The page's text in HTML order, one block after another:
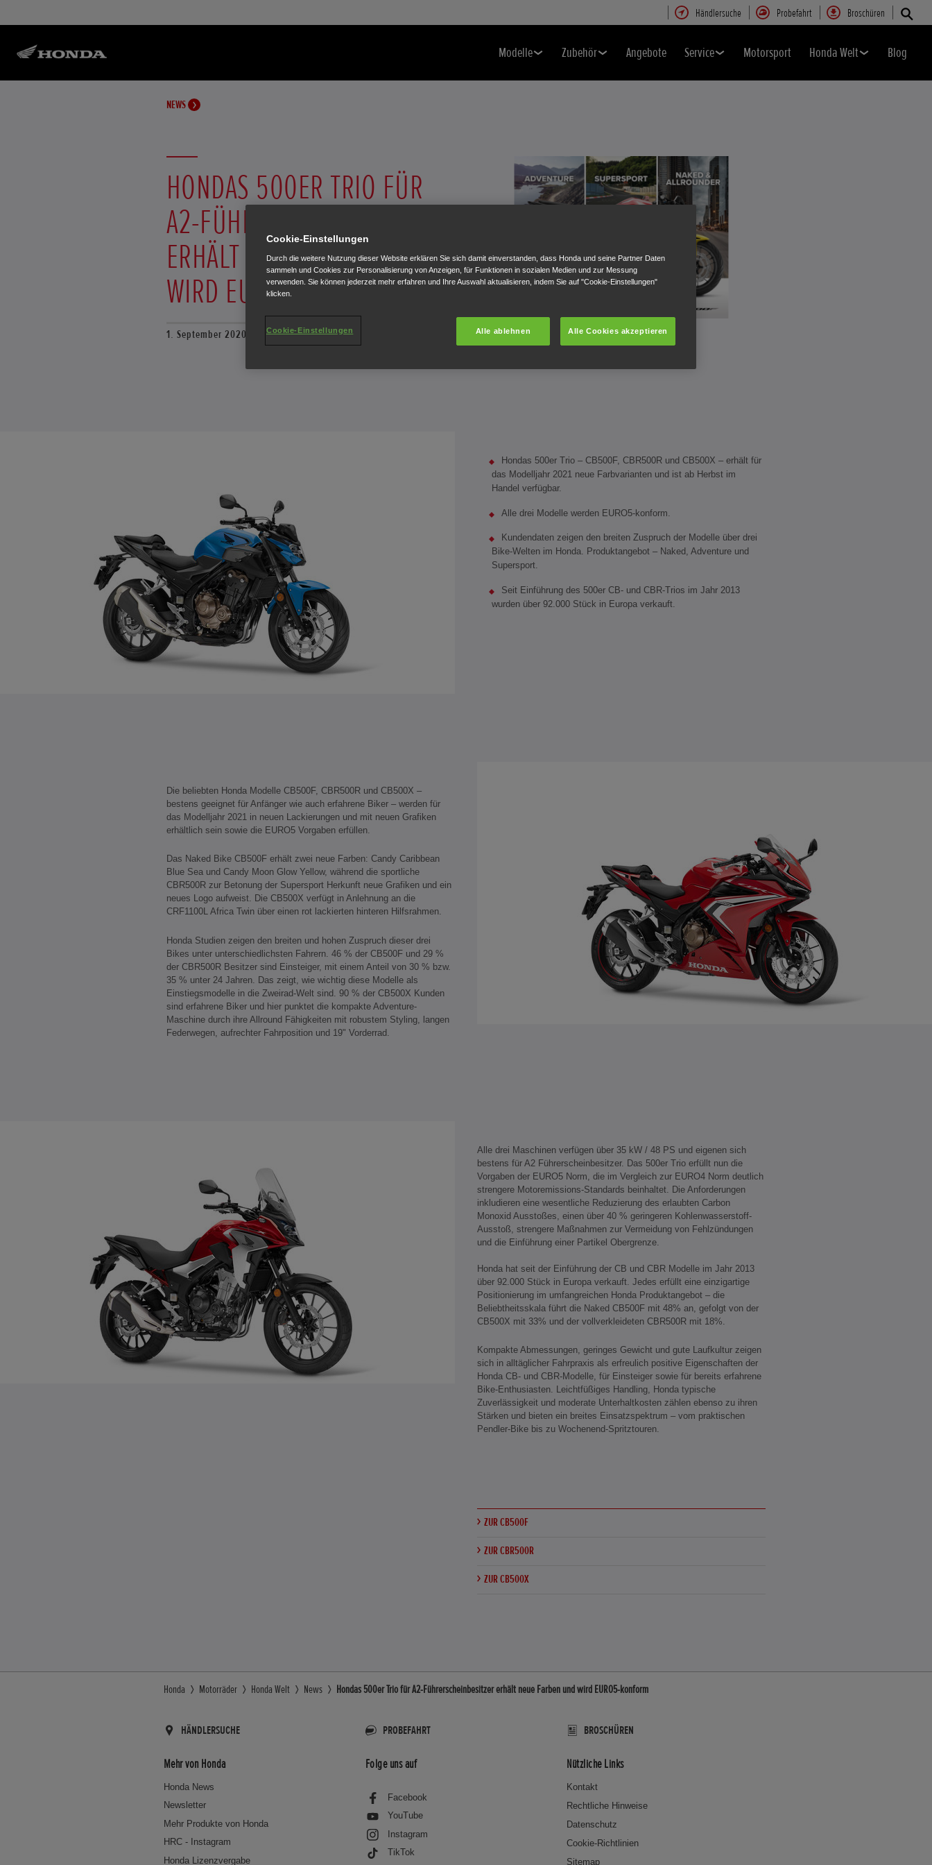
Händlersuche Probefahrt Broschüren
Modelle Zubehör Angebote Service Motorsport Honda Welt Blog
NEWS
HONDAS 500ER TRIO FÜR
A2-FÜHRERSCHEINBESITZER
ERHÄLT NEUE FARBEN UND
WIRD EURO5-KONFORM
1. September 2020
Hondas 500er Trio – CB500F, CBR500R und CB500X – erhält für
das Modelljahr 2021 neue Farbvarianten und ist ab Herbst im
Handel verfügbar.
Alle drei Modelle werden EURO5-konform.
Kundendaten zeigen den breiten Zuspruch der Modelle über drei
Bike-Welten im Honda. Produktangebot – Naked, Adventure und
Supersport.
Seit Einführung des 500er CB- und CBR-Trios im Jahr 2013
wurden über 92.000 Stück in Europa verkauft.
Die beliebten Honda Modelle CB500F, CBR500R und CB500X –
bestens geeignet für Anfänger wie auch erfahrene Biker – werden für
das Modelljahr 2021 in neuen Lackierungen und mit neuen Grafiken
erhältlich sein sowie die EURO5 Vorgaben erfüllen.
Das Naked Bike CB500F erhält zwei neue Farben: Candy Caribbean
Blue Sea und Candy Moon Glow Yellow, während die sportliche
CBR500R zur Betonung der Supersport Herkunft neue Grafiken und ein
neues Logo aufweist. Die CB500X verfügt in Anlehnung an die
CRF1100L Africa Twin über einen rot lackierten hinteren Hilfsrahmen.
Honda Studien zeigen den breiten und hohen Zuspruch dieser drei
Bikes unter unterschiedlichsten Fahrern. 46 % der CB500F und 29 %
der CBR500R Besitzer sind Einsteiger, mit einem Anteil von 30 % bzw.
35 % unter 24 Jahren. Das zeigt, wie wichtig diese Modelle als
Einstiegsmodelle in die Zweirad-Welt sind. 90 % der CB500X Kunden
sind erfahrene Biker und hier punktet die kompakte Adventure-
Maschine durch ihre Allround Fähigkeiten mit robustem Styling, langen
Federwegen, aufrechter Fahrposition und 19" Vorderrad.
Alle drei Maschinen verfügen über 35 kW / 48 PS und eigenen sich
bestens für A2 Führerscheinbesitzer. Das 500er Trio erfüllt nun die
Vorgaben der EURO5 Norm, die im Vergleich zur EURO4 Norm deutlich
strengere Motoremissions-Standards beinhaltet. Die Anforderungen
inkludieren eine wesentliche Reduzierung des erlaubten Carbon
Monoxid Ausstoßes, einen über 40 % geringeren Kohlenwasserstoff-
Ausstoß, strengere Maßnahmen zur Vermeidung von Fehlzündungen
und die Einführung einer Partikel Obergrenze.
Honda hat seit der Einführung der CB und CBR Modelle im Jahr 2013
über 92.000 Stück in Europa verkauft. Jedes erfüllt eine einzigartige
Positionierung im umfangreichen Honda Produktangebot – die
Beliebtheitsskala führt die Naked CB500F mit 48% an, gefolgt von der
CB500X mit 33% und der vollverkleideten CBR500R mit 18%.
Kompakte Abmessungen, geringes Gewicht und gute Laufkultur zeigen
sich in alltäglicher Fahrpraxis als erfreulich positive Eigenschaften der
Honda CB- und CBR-Modelle, für Einsteiger sowie für bereits erfahrene
Bike-Enthusiasten. Leichtfüßiges Handling, Honda typische
Zuverlässigkeit und moderate Unterhaltkosten zählen ebenso zu ihren
Stärken und bieten ein breites Einsatzspektrum – vom praktischen
Pendler-Bike bis zu Wochenend-Spritztouren.
ZUR CB500F
ZUR CBR500R
ZUR CB500X
Honda Motorräder Honda Welt News Hondas 500er Trio für A2-Führerscheinbesitzer erhält neue Farben und wird EURO5-konform
HÄNDLERSUCHE PROBEFAHRT BROSCHÜREN
Mehr von Honda
Honda News
Newsletter
Mehr Produkte von Honda
HRC - Instagram
Honda Lizenzvergabe
Folge uns auf
Facebook
YouTube
Instagram
TikTok
Nützliche Links
Kontakt
Rechtliche Hinweise
Datenschutz
Cookie-Richtlinien
Sitemap
Cookie-Einstellungen
Durch die weitere Nutzung dieser Website erklären Sie sich damit einverstanden, dass Honda und seine Partner Daten
sammeln und Cookies zur Personalisierung von Anzeigen, für Funktionen in sozialen Medien und zur Messung
verwenden. Sie können jederzeit mehr erfahren und Ihre Auswahl aktualisieren, indem Sie auf "Cookie-Einstellungen"
klicken.
Alle ablehnen Alle Cookies akzeptieren
Cookie-Einstellungen